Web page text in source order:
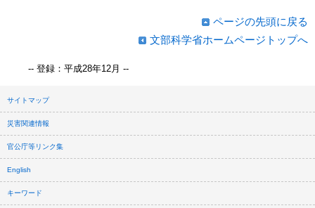
ページの先頭に戻る
文部科学省ホームページトップへ
-- 登録：平成28年12月 --
サイトマップ
災害関連情報
官公庁等リンク集
English
キーワード